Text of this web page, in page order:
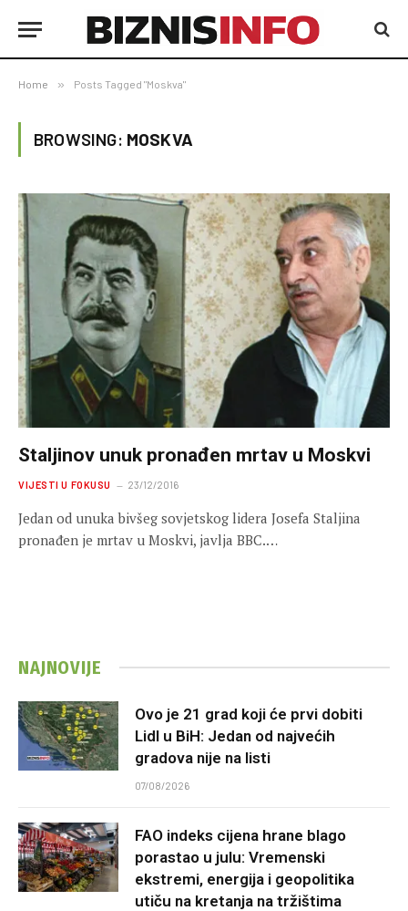
Home » Posts Tagged "Moskva"
BROWSING: MOSKVA
Staljinov unuk pronađen mrtav u Moskvi
VIJESTI U FOKUSU 23/12/2016
Jedan od unuka bivšeg sovjetskog lidera Josefa Staljina
pronađen je mrtav u Moskvi, javlja BBC.…
NAJNOVIJE
Ovo je 21 grad koji će prvi dobiti
Lidl u BiH: Jedan od najvećih
gradova nije na listi
07/08/2026
FAO indeks cijena hrane blago
porastao u julu: Vremenski
ekstremi, energija i geopolitika
utiču na kretanja na tržištima